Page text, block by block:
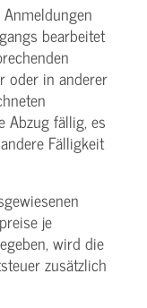
bearbeitet
oder in anderer
Abzug fällig, es
Fälligkeit
je
wird die
zusätzlich